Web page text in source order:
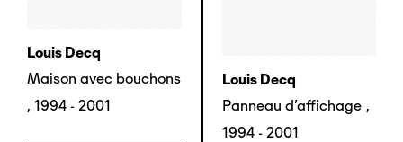
Louis Decq
Maison avec bouchons
, 1994 - 2001
Louis Decq
Panneau d'affichage ,
1994 - 2001